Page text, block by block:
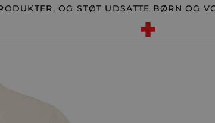
OG STØT UDSATTE BØRN OG VOKSNE